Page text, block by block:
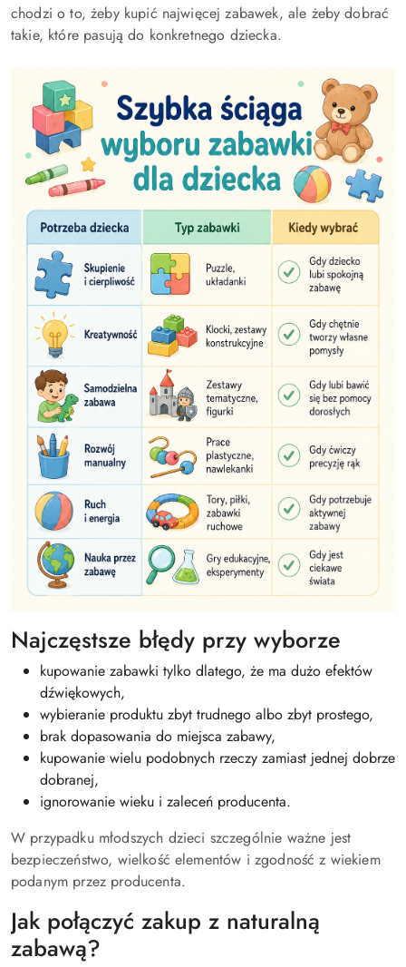
chodzi o to, żeby kupić najwięcej zabawek, ale żeby dobrać
takie, które pasują do konkretnego dziecka.
Najczęstsze błędy przy wyborze
kupowanie zabawki tylko dlatego, że ma dużo efektów
dźwiękowych,
wybieranie produktu zbyt trudnego albo zbyt prostego,
brak dopasowania do miejsca zabawy,
kupowanie wielu podobnych rzeczy zamiast jednej dobrze
dobranej,
ignorowanie wieku i zaleceń producenta.
W przypadku młodszych dzieci szczególnie ważne jest
bezpieczeństwo, wielkość elementów i zgodność z wiekiem
podanym przez producenta.
Jak połączyć zakup z naturalną
zabawą?